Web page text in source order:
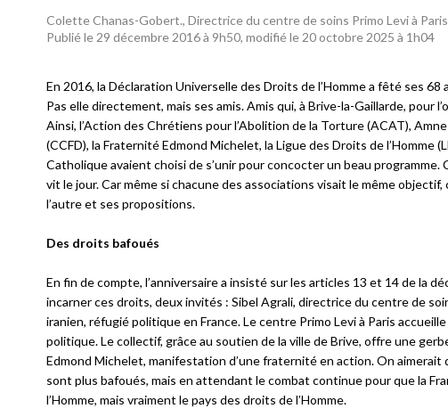
Colette Chanas-Gobert., Directrice du centre de soins Primo Levi à
Publié le 29 décembre 2016 à 9h50, modifié le 20 octobre 2025 à 1h04
En 2016, la Déclaration Universelle des Droits de l’Homme a fêté ses
Pas elle directement, mais ses amis. Amis qui, à Brive-la-Gaillarde,
Ainsi, l’Action des Chrétiens pour l’Abolition de la Torture (ACAT),
(CCFD), la Fraternité Edmond Michelet, la Ligue des Droits de l’Homme
Catholique avaient choisi de s’unir pour concocter un beau
vit le jour. Car même si chacune des associations visait le même
l’autre et ses propositions.
Des droits bafoués
En fin de compte, l’anniversaire a insisté sur les articles 13 et 14 de la
incarner ces droits, deux invités : Sibel Agrali, directrice du centre de
iranien, réfugié politique en France. Le centre Primo Levi à Paris
politique. Le collectif, grâce au soutien de la ville de Brive, offre une
Edmond Michelet, manifestation d’une fraternité en action. On aimerait
sont plus bafoués, mais en attendant le combat continue pour que la
l’Homme, mais vraiment le pays des droits de l’Homme.